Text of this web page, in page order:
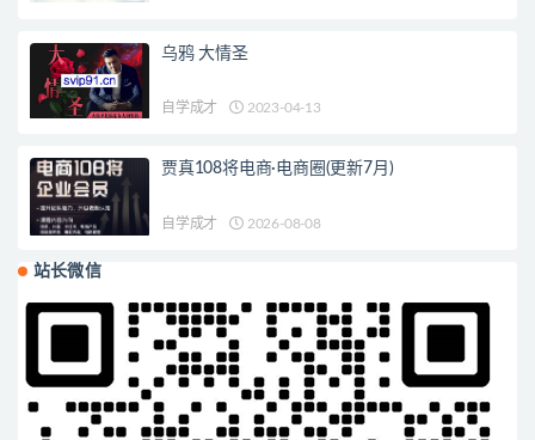
乌鸦 大情圣
自学成才 2023-04-13
贾真108将电商·电商圈(更新7月)
自学成才 2026-08-08
站长微信